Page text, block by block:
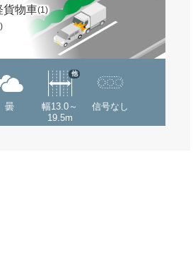
貨物車(1)
曇
幅13.0～
19.5m
他
信号なし